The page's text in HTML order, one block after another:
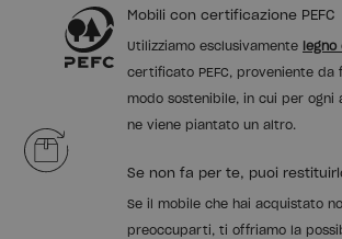
Mobili con certificazione PEFC
Utilizziamo esclusivamente legno
certificato PEFC, proveniente da
modo sostenibile, in cui per
ne viene piantato un altro.
Se non fa per te, puoi
Se il mobile che hai acquistato
preoccuparti, ti offriamo la